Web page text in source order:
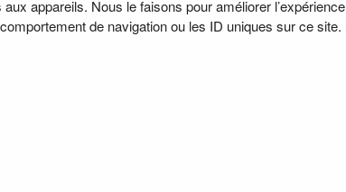
appareils. Nous le faisons pour améliorer
de navigation ou les ID uniques sur ce